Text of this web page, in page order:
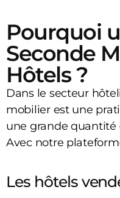
Pourquoi
Seconde
Hôtels ?
Dans le secteur
mobilier est une
une grande quantité
Avec notre
Les hôtels